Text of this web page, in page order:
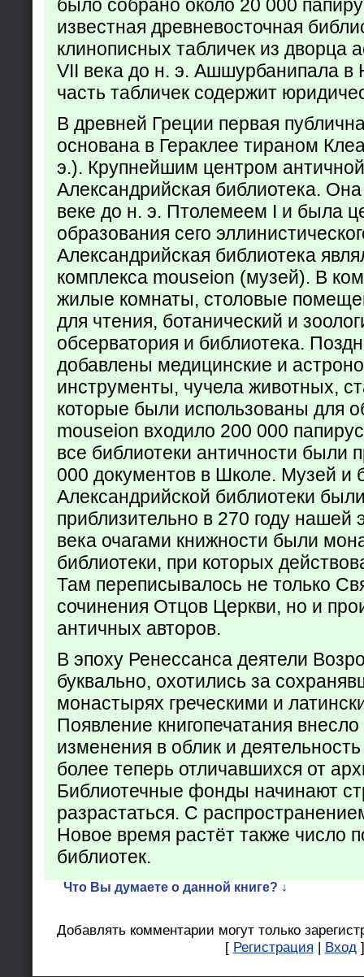
было собрано около 20 000
известная древневосточная
клинописных табличек из дворца
VII века до н. э. Ашшурбанипала в
часть табличек содержит
В древней Греции первая
основана в Гераклее тираном
э.). Крупнейшим центром
Александрийская библиотека.
веке до н. э. Птолемеем I и была
образования сего
Александрийская библиотека
комплекса mouseion (музей). В
жилые комнаты, столовые
для чтения, ботанический и
обсерватория и библиотека.
добавлены медицинские и
инструменты, чучела животных,
которые были использованы для
mouseion входило 200 000
все библиотеки античности были
000 документов в Школе. Музей и
Александрийской библиотеки
приблизительно в 270 году
века очагами книжности были
библиотеки, при которых
Там переписывалось не только
сочинения Отцов Церкви, но и
античных авторов.
В эпоху Ренессанса деятели
буквально, охотились за
монастырях греческими и
Появление книгопечатания
изменения в облик и
более теперь отличавшихся от
Библиотечные фонды начинают
разрастаться. С
Новое время растёт также число
библиотек.
Что Вы думаете о данной книге? ↓
Добавлять комментарии могут только
[ Регистрация | Вход ]